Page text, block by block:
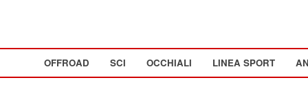
OFFROAD SCI OCCHIALI LINEA SPORT